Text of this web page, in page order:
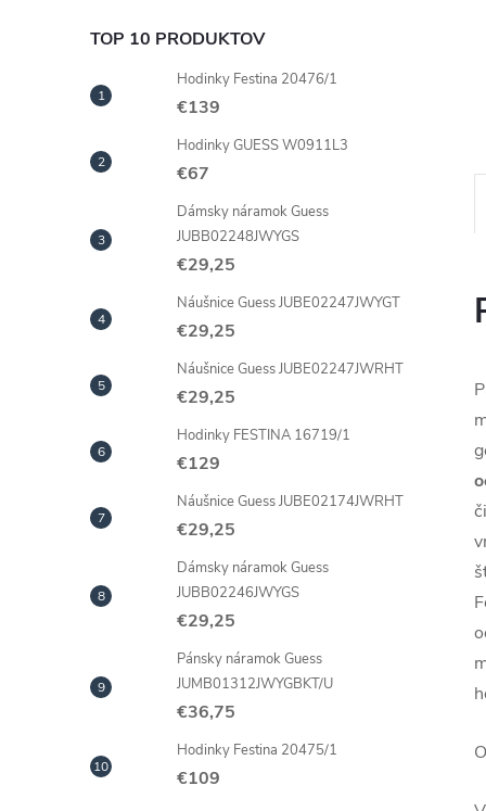
TOP 10 PRODUKTOV
Hodinky Festina 20476/1
€139
Hodinky GUESS W0911L3
€67
Dámsky náramok Guess
JUBB02248JWYGS
€29,25
Náušnice Guess JUBE02247JWYGT
€29,25
Náušnice Guess JUBE02247JWRHT
€29,25
Hodinky FESTINA 16719/1
€129
Náušnice Guess JUBE02174JWRHT
€29,25
Dámsky náramok Guess
JUBB02246JWYGS
€29,25
Pánsky náramok Guess
JUMB01312JWYGBKT/U
€36,75
Hodinky Festina 20475/1
€109